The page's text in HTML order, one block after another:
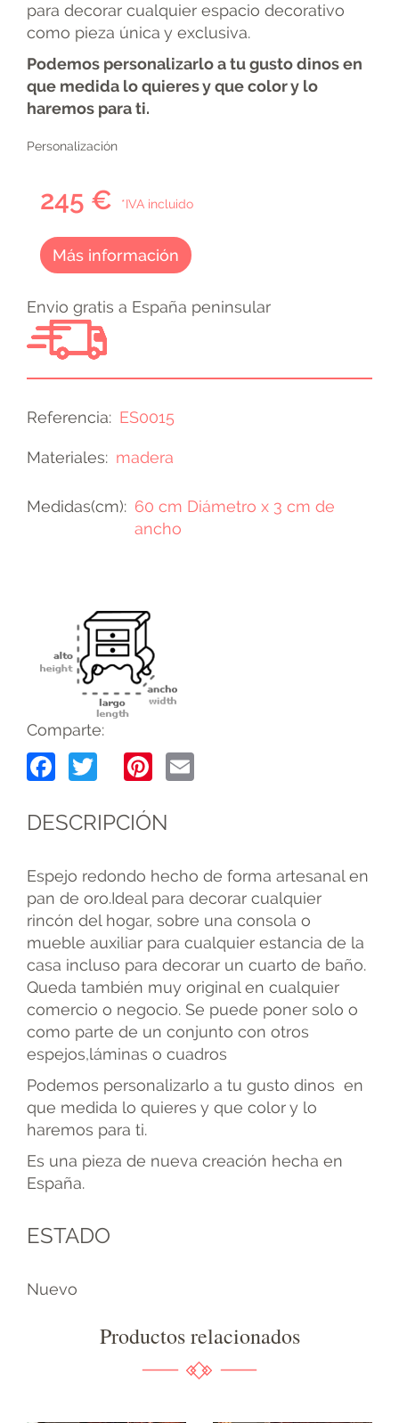
para decorar cualquier espacio decorativo
como pieza única y exclusiva.
Podemos personalizarlo a tu gusto dinos en
que medida lo quieres y que color y lo
haremos para ti.
Personalización
245 € *IVA incluido
Más información
Envio gratis a España peninsular
Referencia ES0015
Materiales madera
Medidas(cm)
60 cm Diámetro x 3 cm de
ancho
Comparte:
Facebook
TwitterPinterest
DESCRIPCIÓN
Espejo redondo hecho de forma artesanal en
pan de oro.Ideal para decorar cualquier
rincón del hogar, sobre una consola o
mueble auxiliar para cualquier estancia de la
casa incluso para decorar un cuarto de baño.
Queda también muy original en cualquier
comercio o negocio. Se puede poner solo o
como parte de un conjunto con otros
espejos,láminas o cuadros
Podemos personalizarlo a tu gusto dinos en
que medida lo quieres y que color y lo
haremos para ti.
Es una pieza de nueva creación hecha en
España.
ESTADO
Nuevo
Productos relacionados